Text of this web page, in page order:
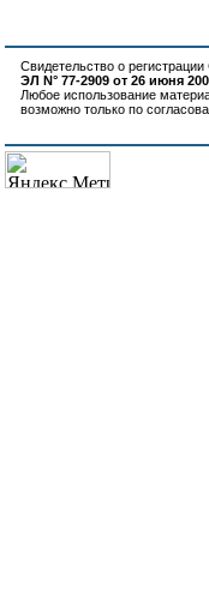
Свидетельство о
ЭЛ N° 77-2909 от 26 июня
Любое использование
возможно только по